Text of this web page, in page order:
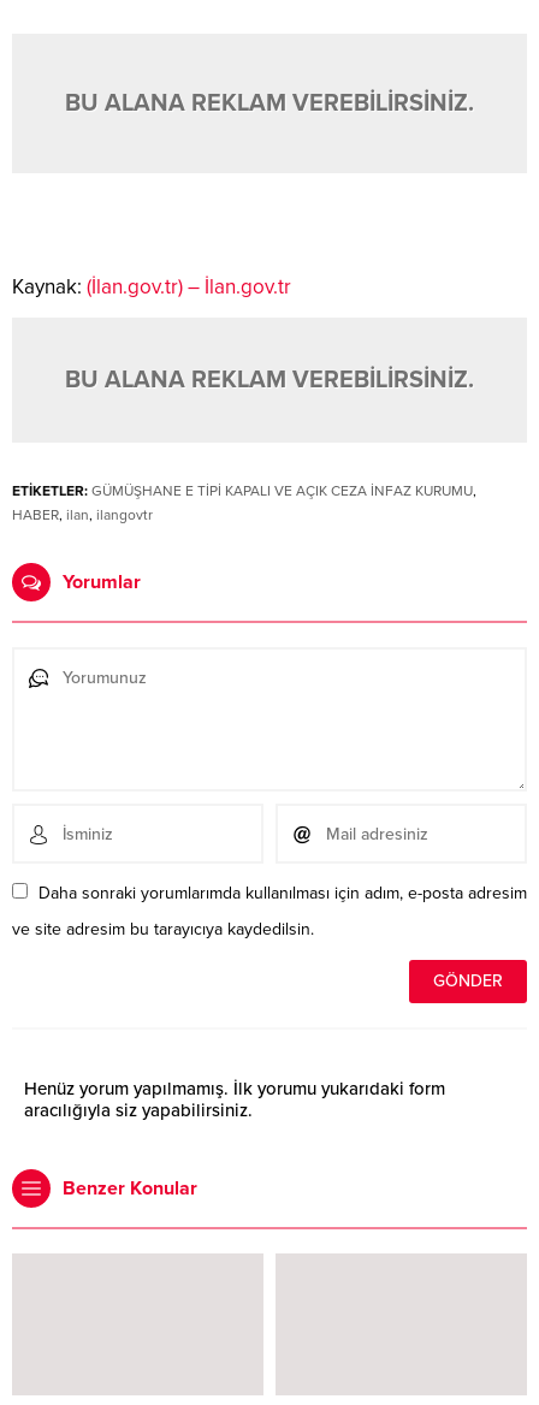
BU ALANA REKLAM VEREBİLİRSİNİZ.
Kaynak: (İlan.gov.tr) – İlan.gov.tr
BU ALANA REKLAM VEREBİLİRSİNİZ.
ETİKETLER: GÜMÜŞHANE E TİPİ KAPALI VE AÇIK CEZA İNFAZ KURUMU,
HABER, ilan, ilangovtr
Yorumlar
Daha sonraki yorumlarımda kullanılması için adım, e-posta adresim
ve site adresim bu tarayıcıya kaydedilsin.
Henüz yorum yapılmamış. İlk yorumu yukarıdaki form
aracılığıyla siz yapabilirsiniz.
Benzer Konular